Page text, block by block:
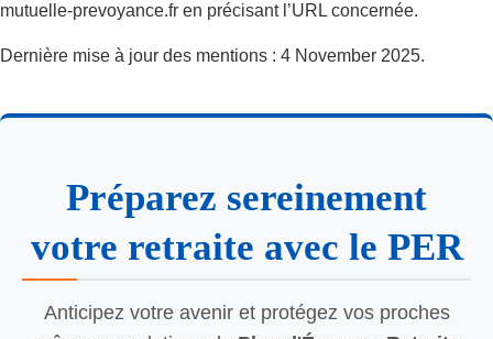
mutuelle-prevoyance.fr en précisant l’URL concernée.
Dernière mise à jour des mentions : 4 November 2025.
Préparez sereinement
votre retraite avec le PER
Anticipez votre avenir et protégez vos proches